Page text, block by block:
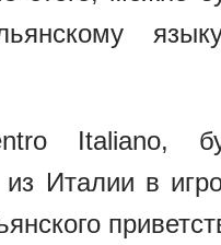
Italiano,
Италии в